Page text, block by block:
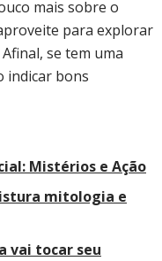
mais sobre o
para explorar
se tem uma
indicar bons
Mistérios e Ação
mitologia e
vai tocar seu